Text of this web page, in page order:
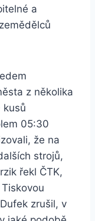
a
z několika
kusů
05:30
že na
strojů,
řekl ČTK,
zrušil, v